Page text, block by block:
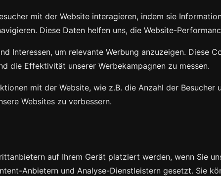
mit der Website interagieren, indem sie
Diese Daten helfen uns, die Website-
Interessen, um relevante Werbung anzuzeigen. Diese
die Effektivität unserer Werbekampagnen zu messen.
mit der Website, wie z.B. die Anzahl der Besucher
Websites zu verbessern.
auf Ihrem Gerät platziert werden, wenn Sie
Anbietern und Analyse-Dienstleistern gesetzt. Sie